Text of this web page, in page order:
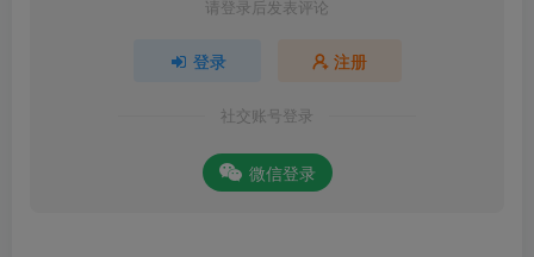
请登录后发表评论
登录 注册
社交账号登录
微信登录